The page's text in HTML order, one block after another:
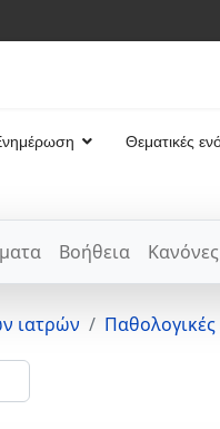
Θεματικές
Βοήθεια Κανόνες
ιατρών Παθολογικές